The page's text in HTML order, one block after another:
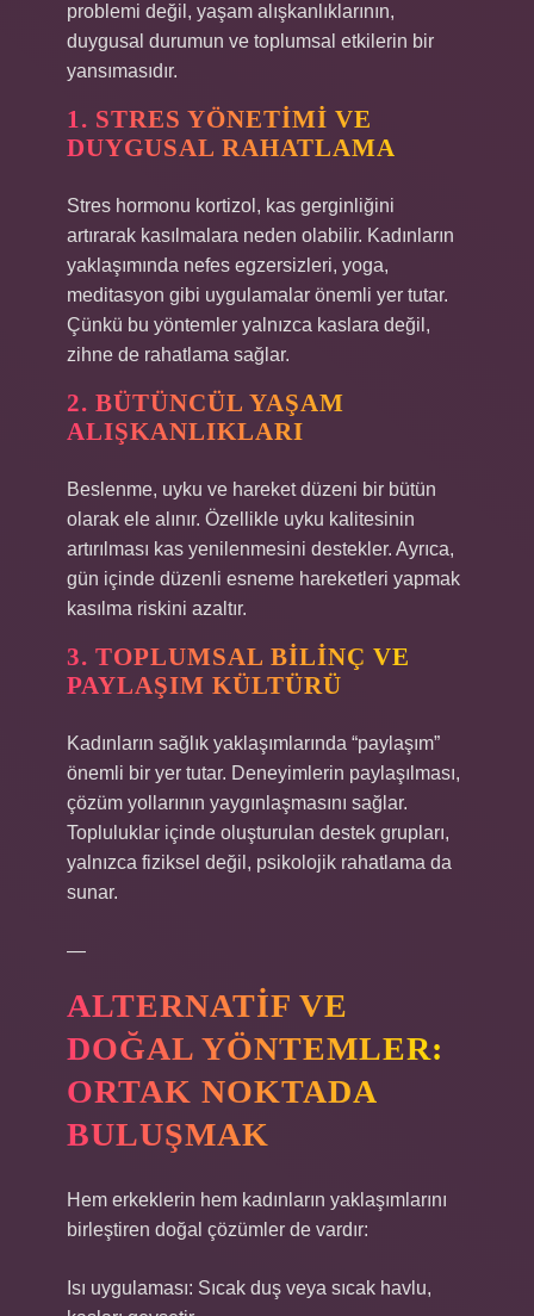
problemi değil, yaşam alışkanlıklarının,
duygusal durumun ve toplumsal etkilerin bir
yansımasıdır.
1. STRES YÖNETIMI VE
DUYGUSAL RAHATLAMA
Stres hormonu kortizol, kas gerginliğini
artırarak kasılmalara neden olabilir. Kadınların
yaklaşımında nefes egzersizleri, yoga,
meditasyon gibi uygulamalar önemli yer tutar.
Çünkü bu yöntemler yalnızca kaslara değil,
zihne de rahatlama sağlar.
2. BÜTÜNCÜL YAŞAM
ALIŞKANLIKLARI
Beslenme, uyku ve hareket düzeni bir bütün
olarak ele alınır. Özellikle uyku kalitesinin
artırılması kas yenilenmesini destekler. Ayrıca,
gün içinde düzenli esneme hareketleri yapmak
kasılma riskini azaltır.
3. TOPLUMSAL BILINÇ VE
PAYLAŞIM KÜLTÜRÜ
Kadınların sağlık yaklaşımlarında “paylaşım”
önemli bir yer tutar. Deneyimlerin paylaşılması,
çözüm yollarının yaygınlaşmasını sağlar.
Topluluklar içinde oluşturulan destek grupları,
yalnızca fiziksel değil, psikolojik rahatlama da
sunar.
—
ALTERNATIF VE
DOĞAL YÖNTEMLER:
ORTAK NOKTADA
BULUŞMAK
Hem erkeklerin hem kadınların yaklaşımlarını
birleştiren doğal çözümler de vardır:
Isı uygulaması: Sıcak duş veya sıcak havlu,